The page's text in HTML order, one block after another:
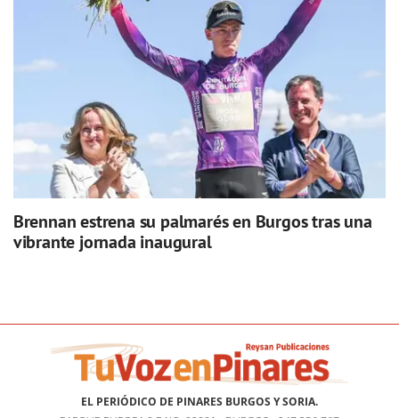
Brennan estrena su palmarés en Burgos tras una
vibrante jornada inaugural
EL PERIÓDICO DE PINARES BURGOS Y SORIA.